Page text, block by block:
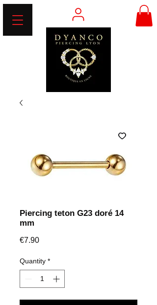
Piercing teton G23 doré 14
mm
€7.90Price
Quantity *